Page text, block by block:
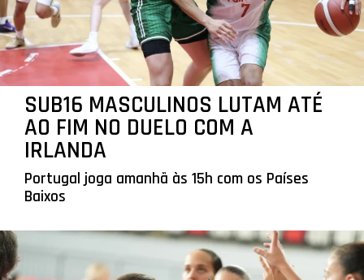
SUB16 MASCULINOS LUTAM ATÉ
AO FIM NO DUELO COM A
IRLANDA
Portugal joga amanhã às 15h com os Países
Baixos